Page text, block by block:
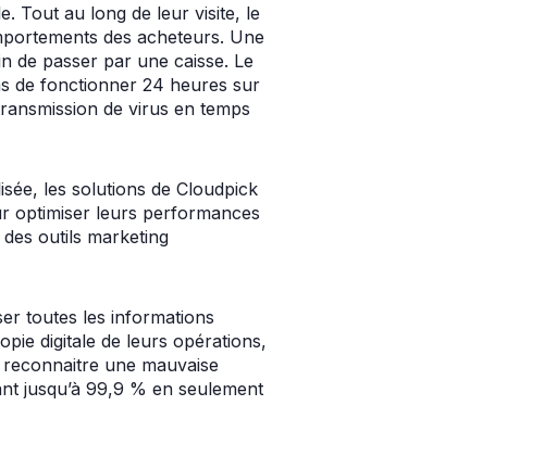
Tout au long de leur visite, le
des acheteurs. Une
de passer par une caisse. Le
de fonctionner 24 heures sur
de virus en temps
les solutions de Cloudpick
optimiser leurs performances
outils marketing
toutes les informations
digitale de leurs opérations,
une mauvaise
jusqu’à 99,9 % en seulement